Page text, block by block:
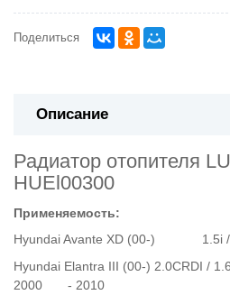
Поделиться
Описание
Радиатор отопителя
HUEl00300
Применяемость:
Hyundai Avante XD (00-) 1.5i /
Hyundai Elantra III (00-)
2000 - 2010